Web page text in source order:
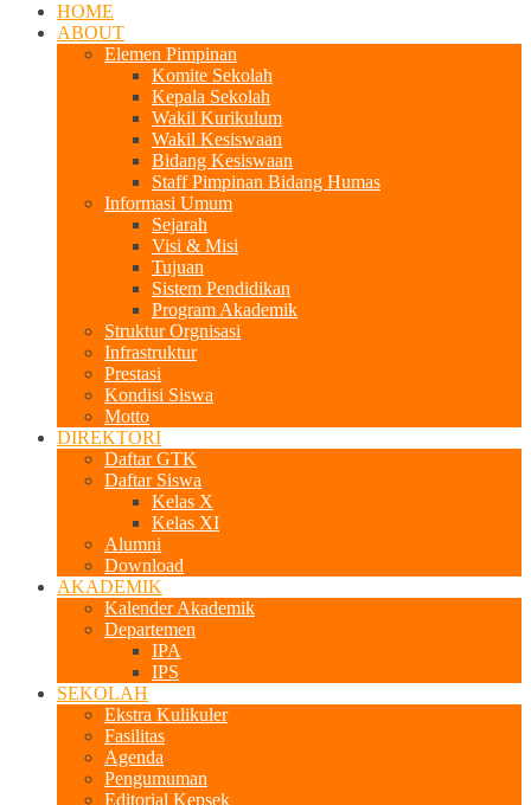
HOME
ABOUT
Elemen Pimpinan
Komite Sekolah
Kepala Sekolah
Wakil Kurikulum
Wakil Kesiswaan
Bidang Kesiswaan
Staff Pimpinan Bidang Humas
Informasi Umum
Sejarah
Visi & Misi
Tujuan
Sistem Pendidikan
Program Akademik
Struktur Orgnisasi
Infrastruktur
Prestasi
Kondisi Siswa
Motto
DIREKTORI
Daftar GTK
Daftar Siswa
Kelas X
Kelas XI
Alumni
Download
AKADEMIK
Kalender Akademik
Departemen
IPA
IPS
SEKOLAH
Ekstra Kulikuler
Fasilitas
Agenda
Pengumuman
Editorial Kepsek